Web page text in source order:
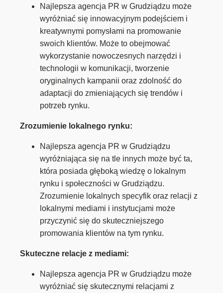
Najlepsza agencja PR w Grudziądzu może
wyróżniać się innowacyjnym podejściem i
kreatywnymi pomysłami na promowanie
swoich klientów. Może to obejmować
wykorzystanie nowoczesnych narzędzi i
technologii w komunikacji, tworzenie
oryginalnych kampanii oraz zdolność do
adaptacji do zmieniających się trendów i
potrzeb rynku.
Zrozumienie lokalnego rynku:
Najlepsza agencja PR w Grudziądzu
wyróżniająca się na tle innych może być ta,
która posiada głęboką wiedzę o lokalnym
rynku i społeczności w Grudziądzu.
Zrozumienie lokalnych specyfik oraz relacji z
lokalnymi mediami i instytucjami może
przyczynić się do skuteczniejszego
promowania klientów na tym rynku.
Skuteczne relacje z mediami:
Najlepsza agencja PR w Grudziądzu może
wyróżniać się skutecznymi relacjami z